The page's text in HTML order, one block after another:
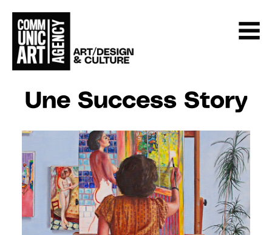
Une Success Story